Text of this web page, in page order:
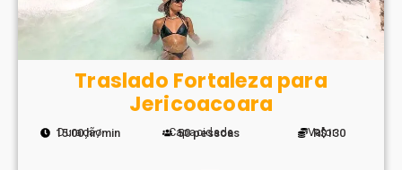
Traslado Fortaleza para
Jericoacoara
15:00 hr/min
Duração 50 pessoas
Capacidade R$130
Valor